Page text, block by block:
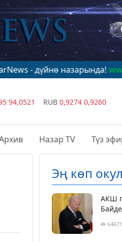
назарында!
94,0521 RUB 0,9274 0,9260
Назар TV Түз
Эң көп
АКШ